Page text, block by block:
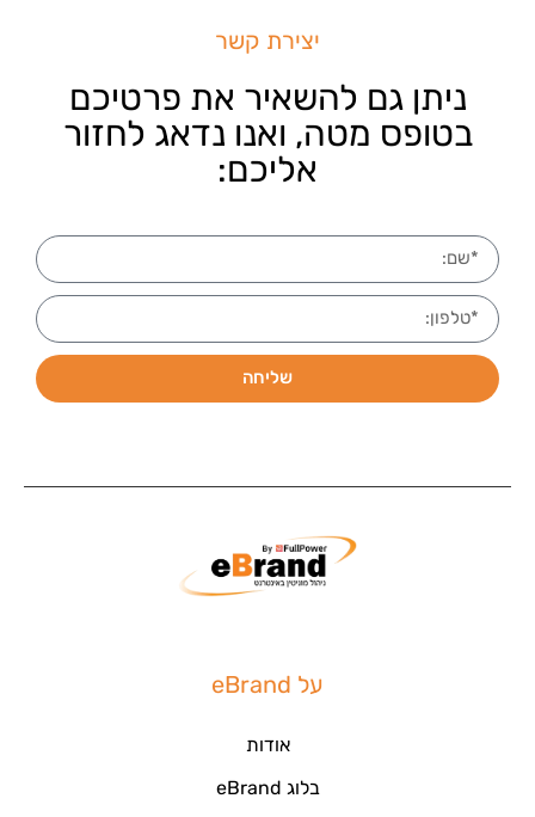
יצירת קשר
ניתן גם להשאיר את פרטיכם
בטופס מטה, ואנו נדאג לחזור
אליכם:
שליחה
על eBrand
אודות
בלוג eBrand